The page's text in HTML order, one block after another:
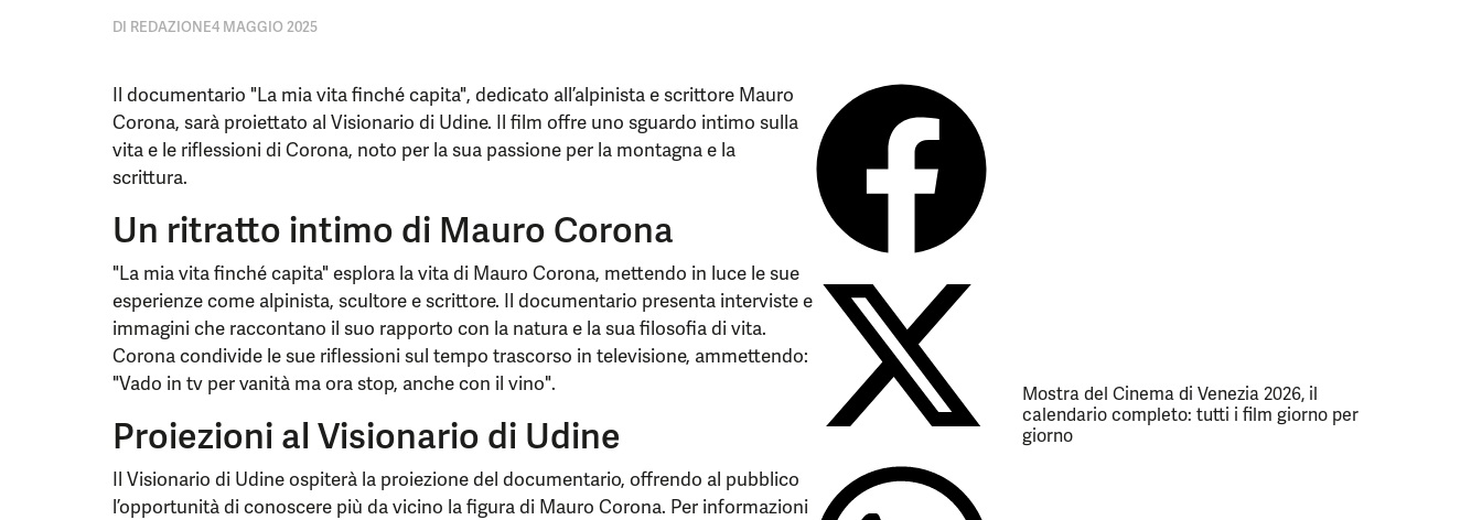
DI REDAZIONE4 MAGGIO 2025
Il documentario "La mia vita finché capita", dedicato all’alpinista e scrittore Mauro
Corona, sarà proiettato al Visionario di Udine. Il film offre uno sguardo intimo sulla
vita e le riflessioni di Corona, noto per la sua passione per la montagna e la
scrittura.
Un ritratto intimo di Mauro Corona
"La mia vita finché capita" esplora la vita di Mauro Corona, mettendo in luce le sue
esperienze come alpinista, scultore e scrittore. Il documentario presenta interviste e
immagini che raccontano il suo rapporto con la natura e la sua filosofia di vita.
Corona condivide le sue riflessioni sul tempo trascorso in televisione, ammettendo:
"Vado in tv per vanità ma ora stop, anche con il vino".
Proiezioni al Visionario di Udine
Il Visionario di Udine ospiterà la proiezione del documentario, offrendo al pubblico
l’opportunità di conoscere più da vicino la figura di Mauro Corona. Per informazioni
Mostra del Cinema di Venezia 2026, il
calendario completo: tutti i film giorno per
giorno